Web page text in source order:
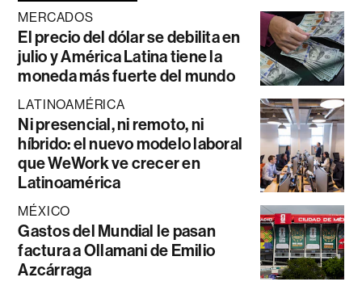
MERCADOS
El precio del dólar se debilita en
julio y América Latina tiene la
moneda más fuerte del mundo
LATINOAMÉRICA
Ni presencial, ni remoto, ni
híbrido: el nuevo modelo laboral
que WeWork ve crecer en
Latinoamérica
MÉXICO
Gastos del Mundial le pasan
factura a Ollamani de Emilio
Azcárraga